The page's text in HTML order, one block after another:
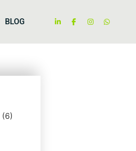
BLOG
(6)